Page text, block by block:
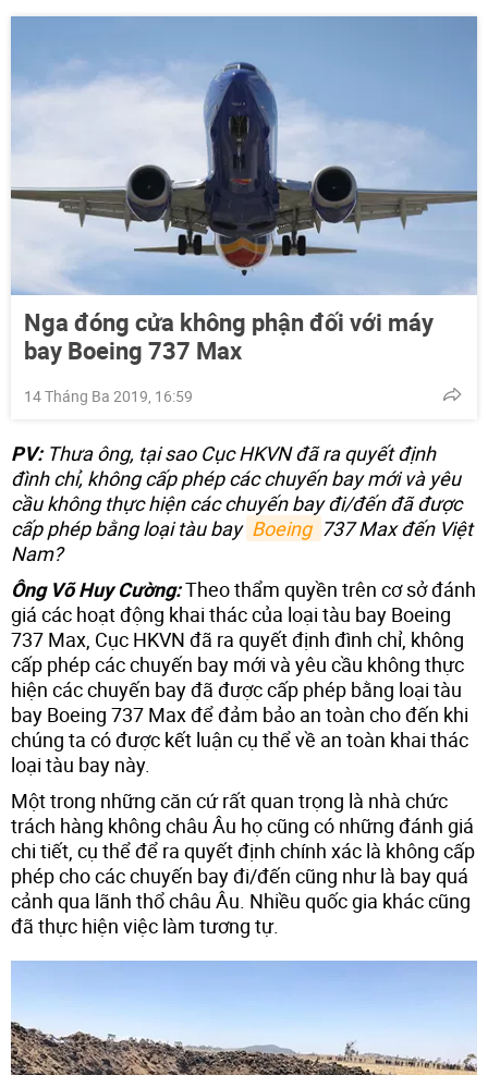
Nga đóng cửa không phận đối với máy
bay Boeing 737 Max
14 Tháng Ba 2019, 16:59
PV:Thưa ông, tại sao Cục HKVN đã ra quyết định
đình chỉ, không cấp phép các chuyến bay mới và yêu
cầu không thực hiện các chuyến bay đi/đến đã được
cấp phép bằng loại tàu bay Boeing 737 Max đến Việt
Nam?
Ông Võ Huy Cường:Theo thẩm quyền trên cơ sở đánh
giá các hoạt động khai thác của loại tàu bay Boeing
737 Max, Cục HKVN đã ra quyết định đình chỉ, không
cấp phép các chuyến bay mới và yêu cầu không thực
hiện các chuyến bay đã được cấp phép bằng loại tàu
bay Boeing 737 Max để đảm bảo an toàn cho đến khi
chúng ta có được kết luận cụ thể về an toàn khai thác
loại tàu bay này.
Một trong những căn cứ rất quan trọng là nhà chức
trách hàng không châu Âu họ cũng có những đánh giá
chi tiết, cụ thể để ra quyết định chính xác là không cấp
phép cho các chuyến bay đi/đến cũng như là bay quá
cảnh qua lãnh thổ châu Âu. Nhiều quốc gia khác cũng
đã thực hiện việc làm tương tự.